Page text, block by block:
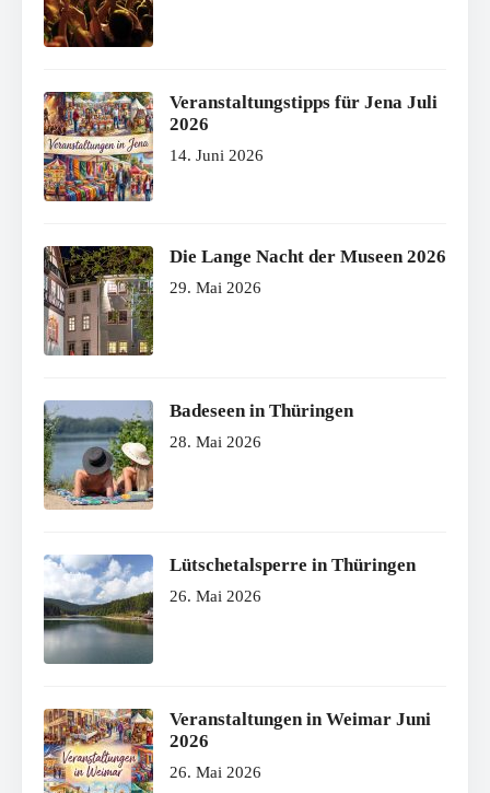
Veranstaltungstipps für Jena Juli
2026
14. Juni 2026
Die Lange Nacht der Museen 2026
29. Mai 2026
Badeseen in Thüringen
28. Mai 2026
Lütschetalsperre in Thüringen
26. Mai 2026
Veranstaltungen in Weimar Juni
2026
26. Mai 2026